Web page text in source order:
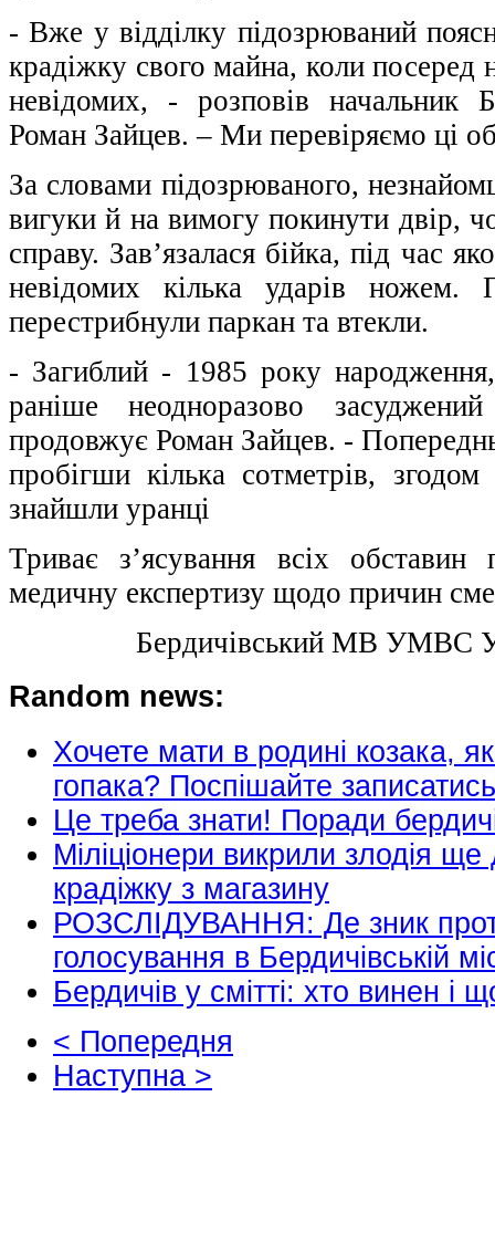
- Вже у відділку підозрюваний
крадіжку свого майна, коли посеред
невідомих, - розповів
Роман Зайцев. – Ми перевіряємо ці
За словами підозрюваного,
вигуки й на вимогу покинути двір,
справу. Зав’язалася бійка, під час
невідомих кілька ударів ножем.
перестрибнули паркан та втекли.
- Загиблий - 1985 року
раніше неодноразово
продовжує Роман Зайцев. -
пробігши кілька сотметрів,
знайшли уранці
Триває з’ясування всіх обставин
медичну експертизу щодо причин
Бердичівський МВ УМВС
Random news:
Хочете мати в родині козака,
гопака? Поспішайте
Це треба знати! Поради
Міліціонери викрили злодія
крадіжку з магазину
РОЗСЛІДУВАННЯ: Де зник
голосування в Бердичівській
Бердичів у смітті: хто винен і
< Попередня
Наступна >